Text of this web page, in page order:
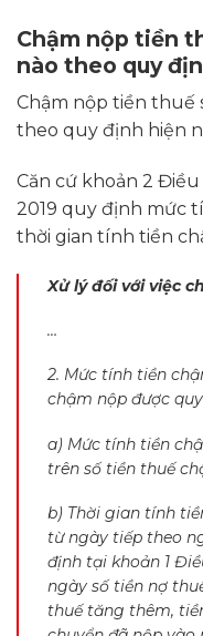
Chậm nộp tiền
nào theo quy
Chậm nộp tiền thuế
theo quy định hiện
Căn cứ khoản 2
2019 quy định mức
thời gian tính tiền
Xử lý đối với việc
…
2. Mức tính tiền
chậm nộp được
a) Mức tính tiền
trên số tiền thuế
b) Thời gian tính
từ ngày tiếp theo
định tại khoản 1
ngày số tiền nợ
thuế tăng thêm,